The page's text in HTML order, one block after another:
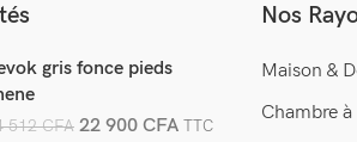
gris fonce pieds
512CFA 22 900CFA TTC
Nos
Maison &
Chambre